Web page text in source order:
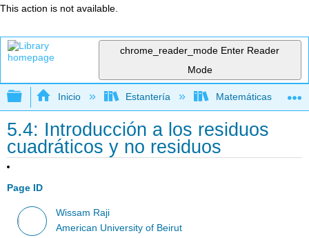
This action is not available.
chrome_reader_mode Enter Reader
Mode
Expandir/contraer jerarquía global
Inicio Estantería Matemáticas
5.4: Introducción a los residuos
cuadráticos y no residuos
Page ID
Wissam Raji
American University of Beirut